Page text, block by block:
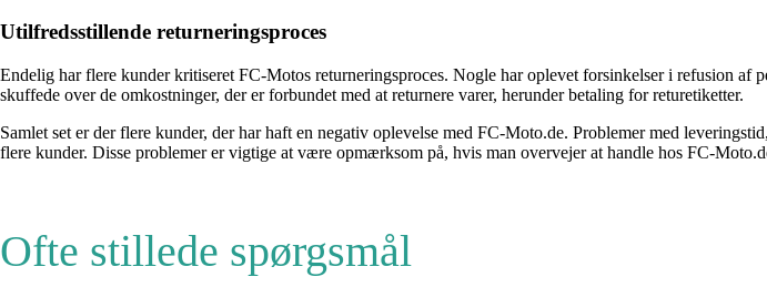
Utilfredsstillende returneringsproces
Endelig har flere kunder kritiseret FC-Motos returneringsproces. Nogle har oplevet forsinkelser i refusion
skuffede over de omkostninger, der er forbundet med at returnere varer, herunder betaling for returetiketter.
Samlet set er der flere kunder, der har haft en negativ oplevelse med FC-Moto.de. Problemer med
flere kunder. Disse problemer er vigtige at være opmærksom på, hvis man overvejer at handle hos FC-
Ofte stillede spørgsmål